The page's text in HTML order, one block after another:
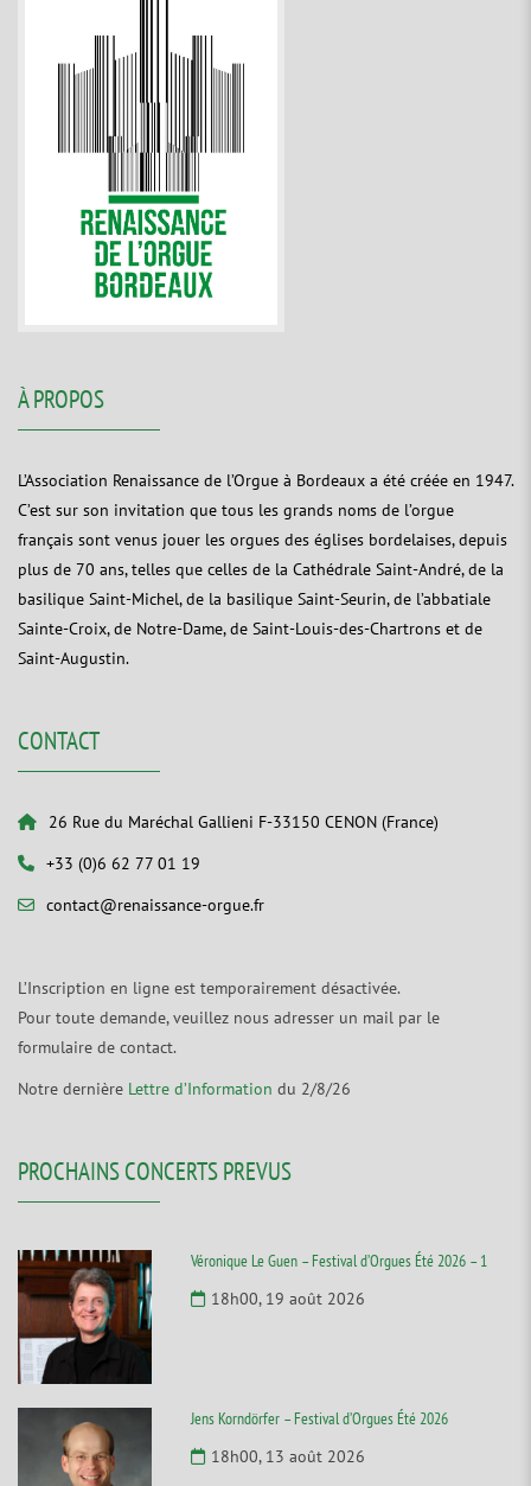
À PROPOS
L’Association Renaissance de l’Orgue à Bordeaux a été créée en 1947.
C’est sur son invitation que tous les grands noms de l’orgue
français sont venus jouer les orgues des églises bordelaises, depuis
plus de 70 ans, telles que celles de la Cathédrale Saint-André, de la
basilique Saint-Michel, de la basilique Saint-Seurin, de l’abbatiale
Sainte-Croix, de Notre-Dame, de Saint-Louis-des-Chartrons et de
Saint-Augustin.
CONTACT
26 Rue du Maréchal Gallieni F-33150 CENON (France)
+33 (0)6 62 77 01 19
contact@renaissance-orgue.fr
L’Inscription en ligne est temporairement désactivée.
Pour toute demande, veuillez nous adresser un mail par le
formulaire de contact.
Notre dernière Lettre d’Information du 2/8/26
PROCHAINS CONCERTS PREVUS
Véronique Le Guen – Festival d’Orgues Été 2026 – 1
18h00, 19 août 2026
Jens Korndörfer – Festival d’Orgues Été 2026
18h00, 13 août 2026